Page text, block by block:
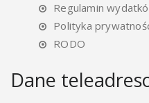
Regulamin
Polityka
RODO
Dane